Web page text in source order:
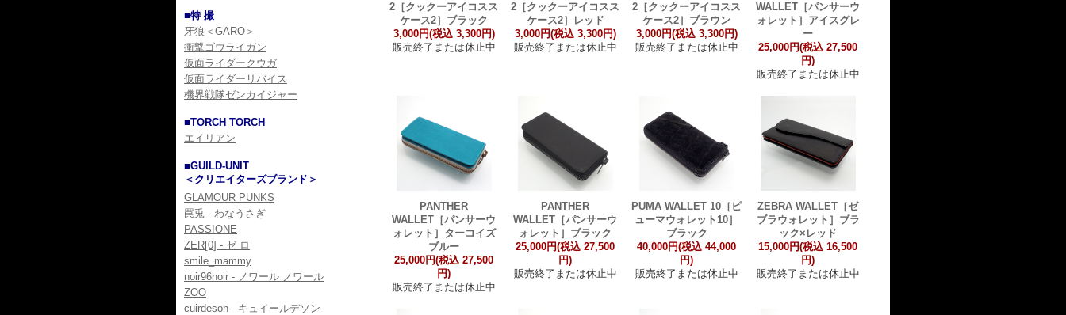
■特 撮
牙狼＜GARO＞
衝撃ゴウライガン
仮面ライダークウガ
仮面ライダーリバイス
機界戦隊ゼンカイジャー
■TORCH TORCH
エイリアン
■GUILD-UNIT
＜クリエイターズブランド＞
GLAMOUR PUNKS
罠兎 - わなうさぎ
PASSIONE
ZER[0] - ゼ ロ
smile_mammy
noir96noir - ノワール ノワール
ZOO
cuirdeson - キュイールデソン
2［クックーアイコスス
ケース2］ブラック
3,000円(税込 3,300円)
販売終了または休止中
2［クックーアイコスス
ケース2］レッド
3,000円(税込 3,300円)
販売終了または休止中
2［クックーアイコスス
ケース2］ブラウン
3,000円(税込 3,300円)
販売終了または休止中
WALLET［パンサーウ
ォレット］アイスグレ
ー
25,000円(税込 27,500
円)
販売終了または休止中
PANTHER
WALLET［パンサーウ
ォレット］ターコイズ
ブルー
25,000円(税込 27,500
円)
販売終了または休止中
PANTHER
WALLET［パンサーウ
ォレット］ブラック
25,000円(税込 27,500
円)
販売終了または休止中
PUMA WALLET 10［ピ
ューマウォレット10］
ブラック
40,000円(税込 44,000
円)
販売終了または休止中
ZEBRA WALLET［ゼ
ブラウォレット］ブラ
ック×レッド
15,000円(税込 16,500
円)
販売終了または休止中